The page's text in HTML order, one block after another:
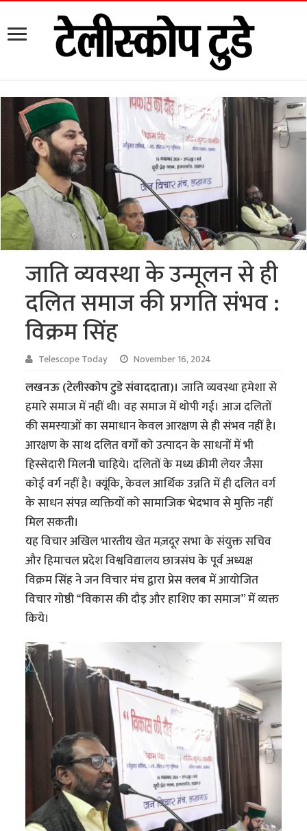
जाति व्यवस्था के उन्मूलन से ही
दलित समाज की प्रगति संभव :
विक्रम सिंह
Telescope Today November 16, 2024
लखनऊ (टेलीस्कोप टुडे संवाददाता)। जाति व्यवस्था हमेशा से
हमारे समाज में नहीं थी। वह समाज में थोपी गई। आज दलितों
की समस्याओं का समाधान केवल आरक्षण से ही संभव नहीं है।
आरक्षण के साथ दलित वर्गों को उत्पादन के साधनों में भी
हिस्सेदारी मिलनी चाहिये। दलितों के मध्य क्रीमी लेयर जैसा
कोई वर्ग नहीं है। क्यूंकि, केवल आर्थिक उन्नति में ही दलित वर्ग
के साधन संपन्न व्यक्तियों को सामाजिक भेदभाव से मुक्ति नहीं
मिल सकती।
यह विचार अखिल भारतीय खेत मज़दूर सभा के संयुक्त सचिव
और हिमाचल प्रदेश विश्वविद्यालय छात्रसंघ के पूर्व अध्यक्ष
विक्रम सिंह ने जन विचार मंच द्वारा प्रेस क्लब में आयोजित
विचार गोष्ठी “विकास की दौड़ और हाशिए का समाज” में व्यक्त
किये।